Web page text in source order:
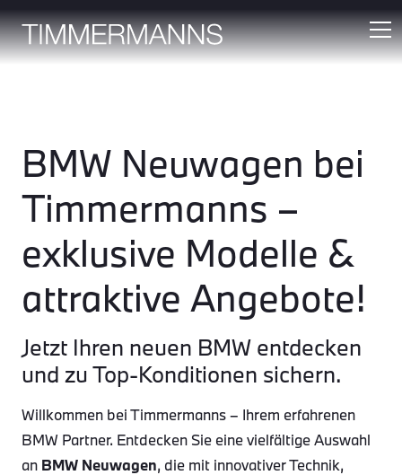
BMW Neuwagen bei
Timmermanns –
exklusive Modelle &
attraktive Angebote!
Jetzt Ihren neuen BMW entdecken
und zu Top-Konditionen sichern.
Willkommen bei Timmermanns – Ihrem erfahrenen
BMW Partner. Entdecken Sie eine vielfältige Auswahl
an BMW Neuwagen, die mit innovativer Technik,